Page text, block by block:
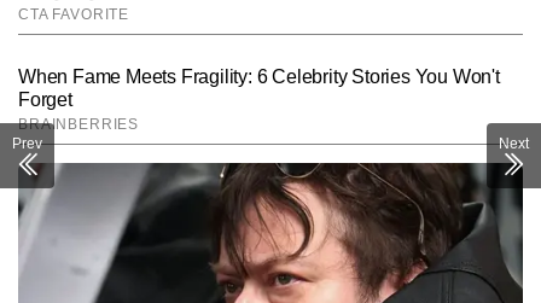
Prev Next